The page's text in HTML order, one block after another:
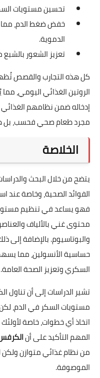
تحسين مستويات
خفض ضغط الدم، مما
الدموية.
تعزيز الشعور
كل هذه التجارب والقصص
الروتين الغذائي اليومي،
إدخاله ضمن نظامهم
مجرد طعام صحي فحسب، بل هو
الخلاصة
يتضح من خلال البحث
الفوائد الصحية، وخاصة عند
فهو يساعد في تنظيم
محتوى غني بالألياف
والبوتاسيوم. بالإضافة
حساسية الأنسولين، مما
السكري وتعزيز الصحة العامة.
تشير الدراسات إلى أن
مستويات السكر في الدم،
اتخاذ أي خطوات، خاصة
المهم التأكيد على أن
من نظام غذائي متوازن ولكن
الموصوفة.